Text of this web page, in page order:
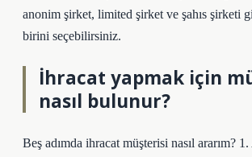
anonim şirket, limited şirket ve şahıs şirketi
birini seçebilirsiniz.
İhracat yapmak için
nasıl bulunur?
Beş adımda ihracat müşterisi nasıl ararım?